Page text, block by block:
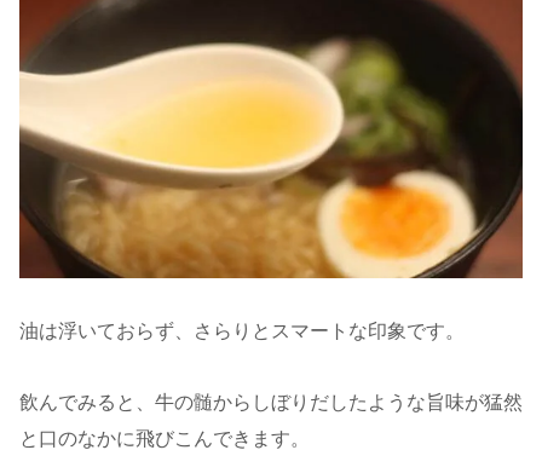
油は浮いておらず、さらりとスマートな印象です。
飲んでみると、牛の髄からしぼりだしたような旨味が猛然
と口のなかに飛びこんできます。